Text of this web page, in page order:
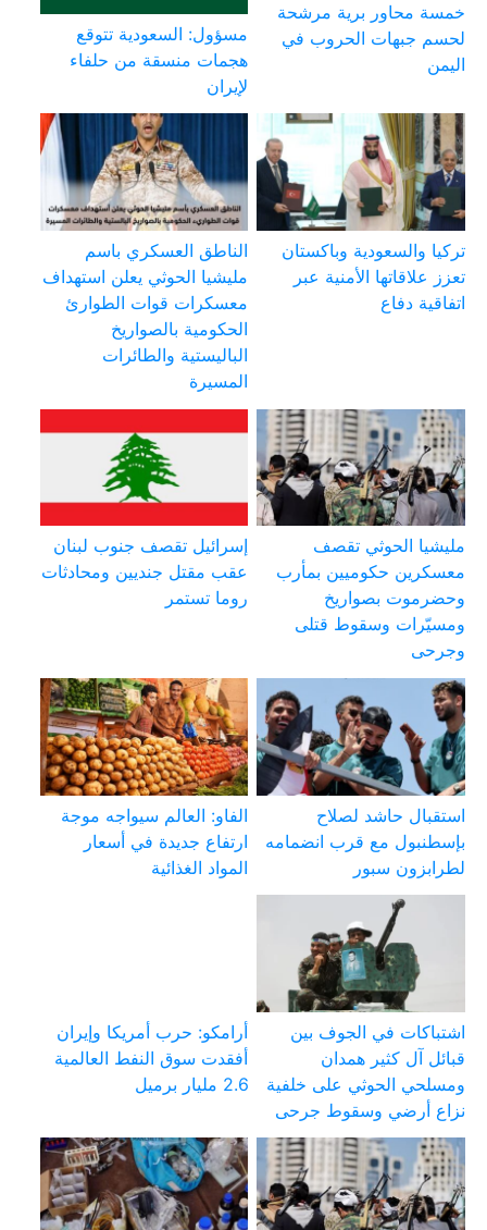
خمسة محاور برية مرشحة
لحسم جبهات الحروب في
اليمن
مسؤول: السعودية تتوقع
هجمات منسقة من حلفاء
لإيران
تركيا والسعودية وباكستان
تعزز علاقاتها الأمنية عبر
اتفاقية دفاع
الناطق العسكري باسم
مليشيا الحوثي يعلن استهداف
معسكرات قوات الطوارئ
الحكومية بالصواريخ
الباليستية والطائرات
المسيرة
مليشيا الحوثي تقصف
معسكرين حكوميين بمأرب
وحضرموت بصواريخ
ومسيّرات وسقوط قتلى
وجرحى
إسرائيل تقصف جنوب لبنان
عقب مقتل جنديين ومحادثات
روما تستمر
استقبال حاشد لصلاح
بإسطنبول مع قرب انضمامه
لطرابزون سبور
الفاو: العالم سيواجه موجة
ارتفاع جديدة في أسعار
المواد الغذائية
اشتباكات في الجوف بين
قبائل آل كثير همدان
ومسلحي الحوثي على خلفية
نزاع أرضي وسقوط جرحى
أرامكو: حرب أمريكا وإيران
أفقدت سوق النفط العالمية
2.6 مليار برميل